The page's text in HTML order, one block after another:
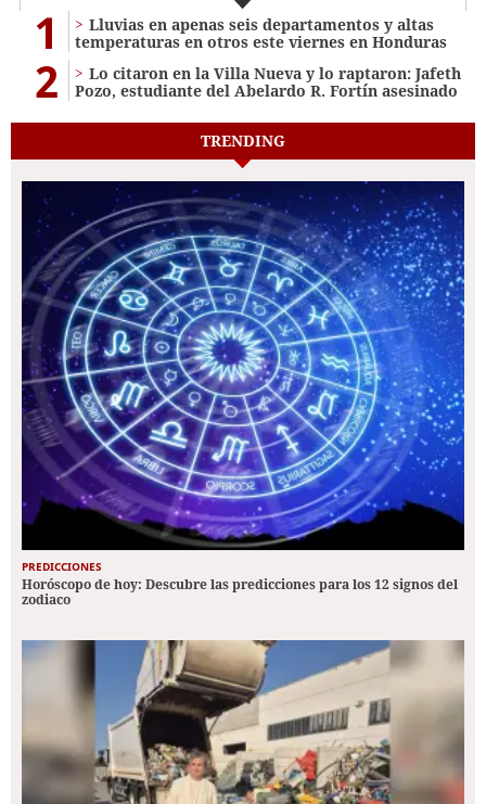
1
Lluvias en apenas seis departamentos y altas
temperaturas en otros este viernes en Honduras
2
Lo citaron en la Villa Nueva y lo raptaron: Jafeth
Pozo, estudiante del Abelardo R. Fortín asesinado
TRENDING
PREDICCIONES
Horóscopo de hoy: Descubre las predicciones para los 12 signos del
zodiaco